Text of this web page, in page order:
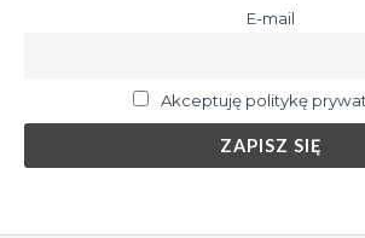
E-mail
Akceptuję politykę